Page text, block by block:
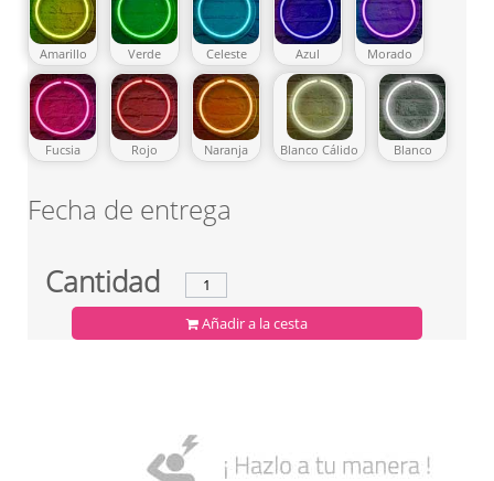
Amarillo Verde Celeste Azul Morado
Fucsia Rojo Naranja Blanco Cálido Blanco
Fecha de entrega
Cantidad
Añadir a la cesta